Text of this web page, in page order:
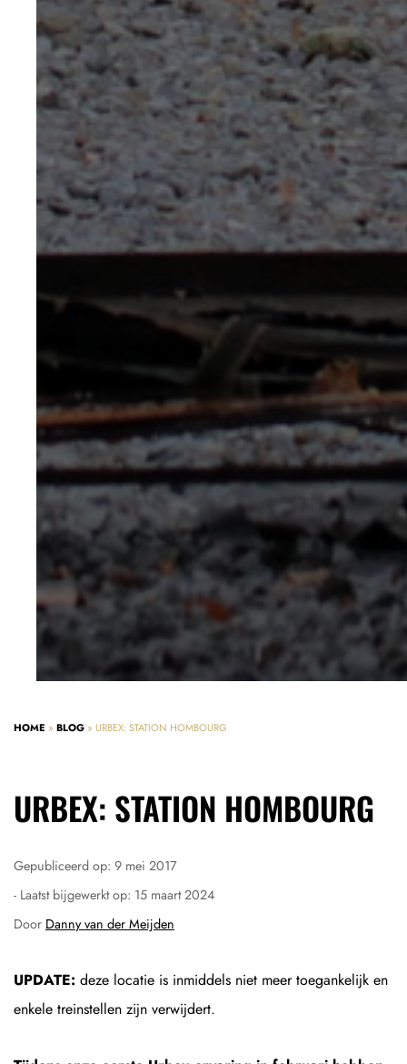
HOME » BLOG » URBEX: STATION HOMBOURG
URBEX: STATION HOMBOURG
Gepubliceerd op: 9 mei 2017
- Laatst bijgewerkt op: 15 maart 2024
Door Danny van der Meijden
UPDATE: deze locatie is inmiddels niet meer toegankelijk en
enkele treinstellen zijn verwijdert.